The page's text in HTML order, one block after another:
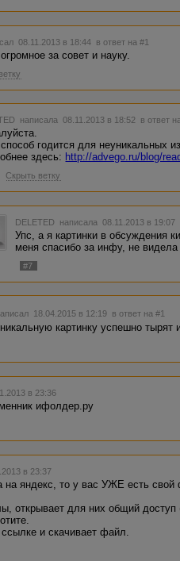
08.11.2013 в 18:44 в ответ на #1
за совет и науку.
написала 08.11.2013 в 18:52 в ответ
годится для неуникальных
здесь: http://advego.ru/blog/
Скрыть ветку
DELETED написала 08.11.2013 в 19:07
Упс, а я картинки в обсуждения
меня спасибо за инфу, не
#7
18.04.2015 в 12:19 в ответ на #1
картинку успешно тырят
в 23:36
ифолдер.ру
в 23:37
на яндекс, то у вас УЖЕ есть
открывает для них общий доступ
и скачивает файл.